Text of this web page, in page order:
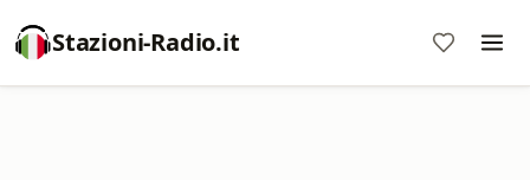
Stazioni-Radio.it